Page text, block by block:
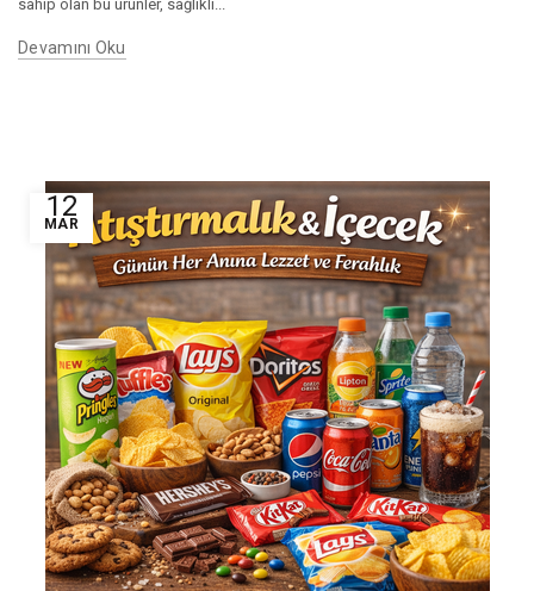
sahip olan bu ürünler, sağlıklı...
Devamını Oku
12
MAR